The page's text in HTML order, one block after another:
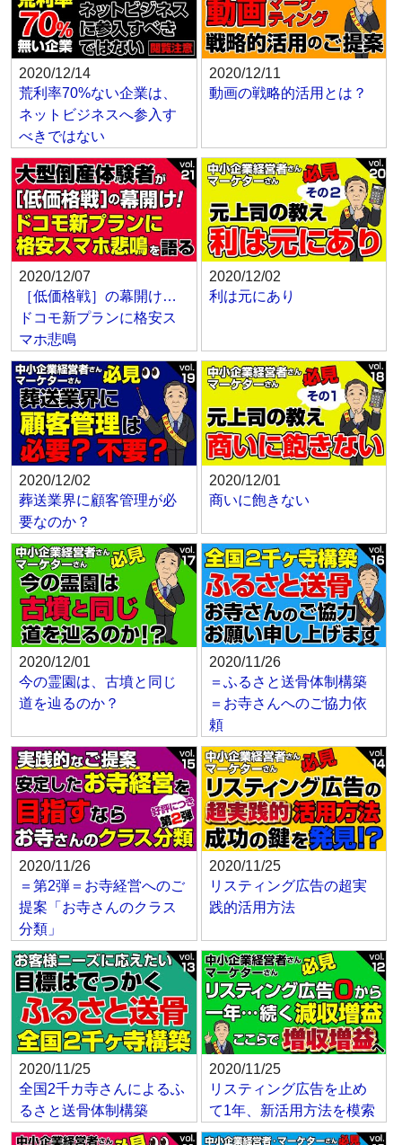
2020/12/14
荒利率70%ない企業は、
ネットビジネスへ参入す
べきではない
2020/12/11
動画の戦略的活用とは？
2020/12/07
［低価格戦］の幕開け…
ドコモ新プランに格安ス
マホ悲鳴
2020/12/02
利は元にあり
2020/12/02
葬送業界に顧客管理が必
要なのか？
2020/12/01
商いに飽きない
2020/12/01
今の霊園は、古墳と同じ
道を辿るのか？
2020/11/26
＝ふるさと送骨体制構築
＝お寺さんへのご協力依
頼
2020/11/26
＝第2弾＝お寺経営へのご
提案「お寺さんのクラス
分類」
2020/11/25
リスティング広告の超実
践的活用方法
2020/11/25
全国2千カ寺さんによるふ
るさと送骨体制構築
2020/11/25
リスティング広告を止め
て1年、新活用方法を模索